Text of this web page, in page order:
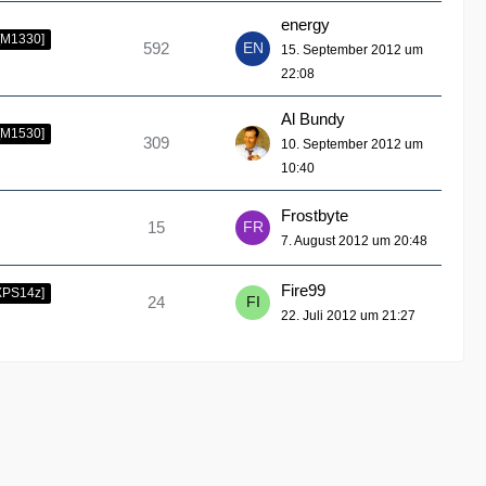
592
energy
15. September 2012 um
22:08
309
Al Bundy
10. September 2012 um
10:40
15
Frostbyte
7. August 2012 um 20:48
24
Fire99
22. Juli 2012 um 21:27